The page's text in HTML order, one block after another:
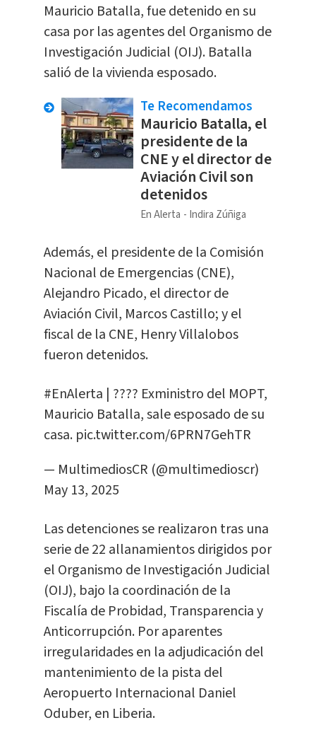
Mauricio Batalla, fue detenido en su
casa por las agentes del Organismo de
Investigación Judicial (OIJ). Batalla
salió de la vivienda esposado.
Te Recomendamos
Mauricio Batalla, el
presidente de la
CNE y el director de
Aviación Civil son
detenidos
En Alerta Indira Zúñiga
Además, el presidente de la Comisión
Nacional de Emergencias (CNE),
Alejandro Picado, el director de
Aviación Civil, Marcos Castillo; y el
fiscal de la CNE, Henry Villalobos
fueron detenidos.
#EnAlerta | ???? Exministro del MOPT,
Mauricio Batalla, sale esposado de su
casa. pic.twitter.com/6PRN7GehTR
— MultimediosCR (@multimedioscr)
May 13, 2025
Las detenciones se realizaron tras una
serie de 22 allanamientos dirigidos por
el Organismo de Investigación Judicial
(OIJ), bajo la coordinación de la
Fiscalía de Probidad, Transparencia y
Anticorrupción. Por aparentes
irregularidades en la adjudicación del
mantenimiento de la pista del
Aeropuerto Internacional Daniel
Oduber, en Liberia.